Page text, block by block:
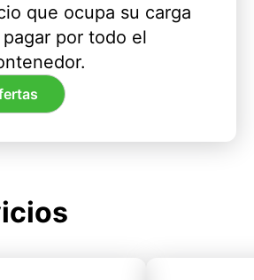
que ocupa su carga
por todo el